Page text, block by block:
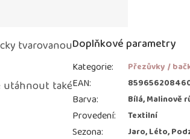
tvarovanou
utáhnout také
Doplňkové parametry
Kategorie: Přezůvky /
EAN:
Barva: Bílá, Malinově
Provedení: Textilní
Sezona: Jaro, Léto,